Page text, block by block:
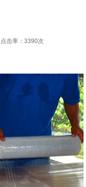
点击率： 3390次